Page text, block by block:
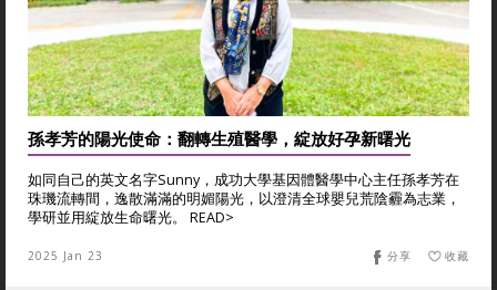
孫孝芳的陽光使命：翻轉生殖醫學，綻放好孕新曙光
如同自己的英文名字Sunny，成功大學基因體醫學中心主任孫孝芳在
珠璣流轉間，逸散滿滿的明媚陽光，以澄清全球嬰兒荒陰霾為志業，
學研並用綻放生命曙光。 READ>
2025 Jan 23 收藏
分享